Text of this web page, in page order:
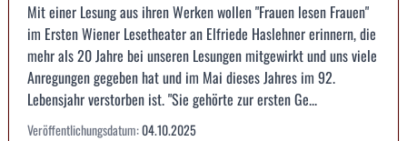
Mit einer Lesung aus ihren Werken wollen "Frauen lesen Frauen"
im Ersten Wiener Lesetheater an Elfriede Haslehner erinnern, die
mehr als 20 Jahre bei unseren Lesungen mitgewirkt und uns viele
Anregungen gegeben hat und im Mai dieses Jahres im 92.
Lebensjahr verstorben ist. "Sie gehörte zur ersten Ge...
Veröffentlichungsdatum:04.10.2025